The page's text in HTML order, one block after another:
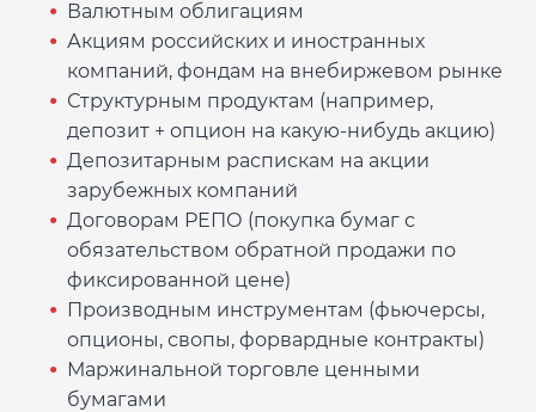
Валютным облигациям
Акциям российских и иностранных
компаний, фондам на внебиржевом рынке
Структурным продуктам (например,
депозит + опцион на какую-нибудь акцию)
Депозитарным распискам на акции
зарубежных компаний
Договорам РЕПО (покупка бумаг с
обязательством обратной продажи по
фиксированной цене)
Производным инструментам (фьючерсы,
опционы, свопы, форвардные контракты)
Маржинальной торговле ценными
бумагами